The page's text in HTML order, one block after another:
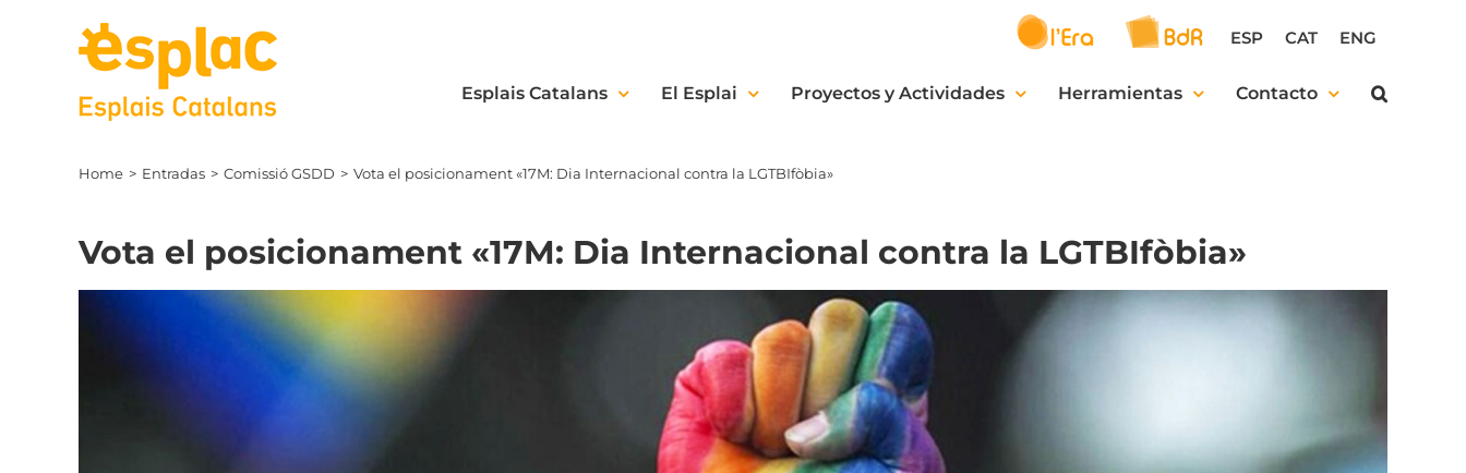
ESP CAT ENG
Esplais Catalans El Esplai Proyectos y Actividades Herramientas Contacto
Home Entradas Comissió GSDD Vota el posicionament «17M: Dia Internacional contra la LGTBIfòbia»
Vota el posicionament «17M: Dia Internacional contra la LGTBIfòbia»
Larger